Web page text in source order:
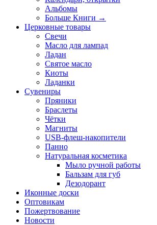
Альбомы
Больше Книги →
Церковные товары
Свечи
Масло для лампад
Ладан
Святое масло
Киоты
Ладанки
Сувениры
Пряники
Браслеты
Чётки
Магниты
USB-флеш-накопители
Панно
Натуральная косметика
Мыло ручной работы
Бальзам для губ
Дезодорант
Иконные доски
Оптовикам
Пожертвование
Новости